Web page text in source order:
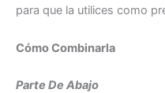
para que la utilices como
Cómo Combinarla
Parte De Abajo